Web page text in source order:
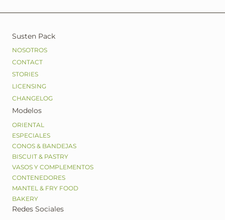
Susten Pack
NOSOTROS
CONTACT
STORIES
LICENSING
CHANGELOG
Modelos
ORIENTAL
ESPECIALES
CONOS & BANDEJAS
BISCUIT & PASTRY
VASOS Y COMPLEMENTOS
CONTENEDORES
MANTEL & FRY FOOD
BAKERY
Redes Sociales